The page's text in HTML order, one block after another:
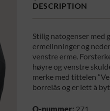
DESCRIPTION
Stilig natogenser med
ermelinninger og
venstre erme.
høyre og venstre
merke med tittelen
borrelås og er lett å
Q-nummer: 271